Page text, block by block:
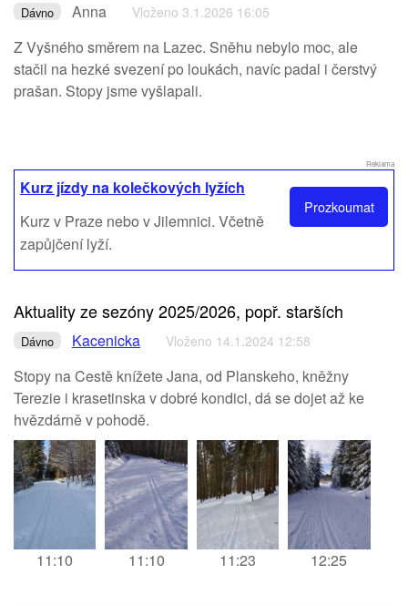
Dávno Anna Vloženo 3.1.2026 16:05
Z Vyšného směrem na Lazec. Sněhu nebylo moc, ale
stačil na hezké svezení po loukách, navíc padal i čerstvý
prašan. Stopy jsme vyšlapali.
Reklama
Prozkoumat
Kurz jízdy na kolečkových lyžích
Kurz v Praze nebo v Jilemnici. Včetně
zapůjčení lyží.
Aktuality ze sezóny 2025/2026, popř. starších
Dávno Kacenicka Vloženo 14.1.2024 12:58
Stopy na Cestě knížete Jana, od Planskeho, kněžny
Terezie i krasetinska v dobré kondici, dá se dojet až ke
hvězdárně v pohodě.
11:10 11:10 11:23 12:25